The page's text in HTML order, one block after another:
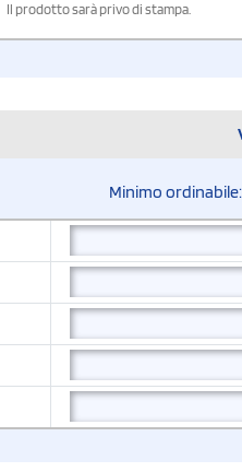
Il prodotto sarà privo di stampa.
Minimo ordinabile: